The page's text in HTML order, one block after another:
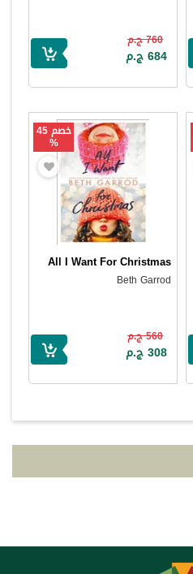
760 ج.م
684 ج.م
خصم 45
%
All I Want For Christmas
Beth Garrod
560 ج.م
308 ج.م